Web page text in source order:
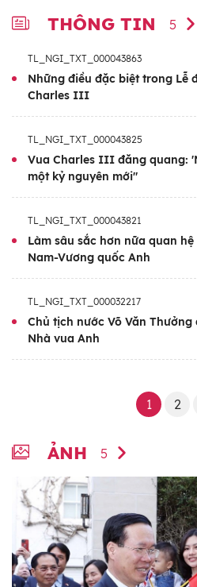
THÔNG TIN 5
TL_NGI_TXT_000043863
Những điều đặc biệt trong Lễ
Charles III
TL_NGI_TXT_000043825
Vua Charles III đăng quang:
một kỷ nguyên mới"
TL_NGI_TXT_000043821
Làm sâu sắc hơn nữa quan
Nam-Vương quốc Anh
TL_NGI_TXT_000032217
Chủ tịch nước Võ Văn
Nhà vua Anh
1 2
ẢNH 5